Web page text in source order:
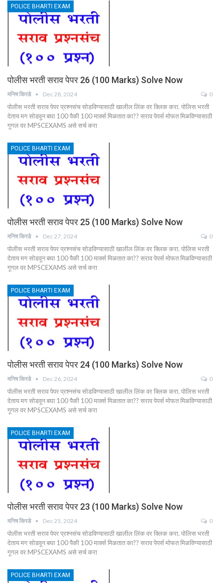
POLICE BHARTI EXAM
पोलीस भरती सराव पेपर 26 (100 Marks) Solve Now
मनिष किरडे Dec 28, 2024 0
पोलीस भरती सराव पेपर प्रश्नसंच सोडविण्यासाठी खालील लिंक वर क्लिक करा. पोलिस भरती
देताय मग सोडवून बघा 100 पैकी 100 मार्क्स मिळतात का?? सराव पेपर्स मोफत मिळविण्यासाठी
गूगल वर MPSCEXAMS असे सर्च करा
POLICE BHARTI EXAM
पोलीस भरती सराव पेपर 25 (100 Marks) Solve Now
मनिष किरडे Dec 27, 2024 0
पोलीस भरती सराव पेपर प्रश्नसंच सोडविण्यासाठी खालील लिंक वर क्लिक करा. पोलिस भरती
देताय मग सोडवून बघा 100 पैकी 100 मार्क्स मिळतात का?? सराव पेपर्स मोफत मिळविण्यासाठी
गूगल वर MPSCEXAMS असे सर्च करा
POLICE BHARTI EXAM
पोलीस भरती सराव पेपर 24 (100 Marks) Solve Now
मनिष किरडे Dec 26, 2024 0
पोलीस भरती सराव पेपर प्रश्नसंच सोडविण्यासाठी खालील लिंक वर क्लिक करा. पोलिस भरती
देताय मग सोडवून बघा 100 पैकी 100 मार्क्स मिळतात का?? सराव पेपर्स मोफत मिळविण्यासाठी
गूगल वर MPSCEXAMS असे सर्च करा
POLICE BHARTI EXAM
पोलीस भरती सराव पेपर 23 (100 Marks) Solve Now
मनिष किरडे Dec 25, 2024 0
पोलीस भरती सराव पेपर प्रश्नसंच सोडविण्यासाठी खालील लिंक वर क्लिक करा. पोलिस भरती
देताय मग सोडवून बघा 100 पैकी 100 मार्क्स मिळतात का?? सराव पेपर्स मोफत मिळविण्यासाठी
गूगल वर MPSCEXAMS असे सर्च करा
POLICE BHARTI EXAM